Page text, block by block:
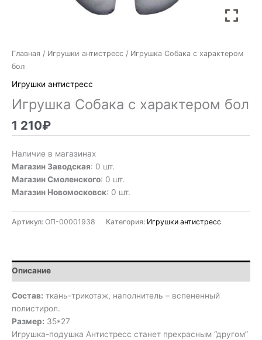
Главная / Игрушки антистресс / Игрушка Собака с характером
бол
Игрушки антистресс
Игрушка Собака с характером бол
1 210₽
Наличие в магазинах
Магазин Заводская: 0 шт.
Магазин Смоленского: 0 шт.
Магазин Новомосковск: 0 шт.
Артикул: ОП-00001938 Категория: Игрушки антистресс
Описание
Состав: ткань-трикотаж, наполнитель – вспененный
полистирол.
Размер: 35*27
Игрушка-подушка Антистресс станет прекрасным “другом”